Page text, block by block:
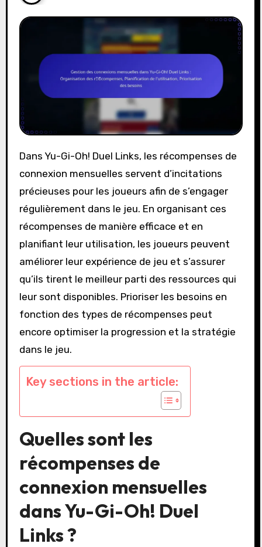
Dans Yu-Gi-Oh! Duel Links, les récompenses de
connexion mensuelles servent d’incitations
précieuses pour les joueurs afin de s’engager
régulièrement dans le jeu. En organisant ces
récompenses de manière efficace et en
planifiant leur utilisation, les joueurs peuvent
améliorer leur expérience de jeu et s’assurer
qu’ils tirent le meilleur parti des ressources qui
leur sont disponibles. Prioriser les besoins en
fonction des types de récompenses peut
encore optimiser la progression et la stratégie
dans le jeu.
Key sections in the article:
Quelles sont les
récompenses de
connexion mensuelles
dans Yu-Gi-Oh! Duel
Links ?